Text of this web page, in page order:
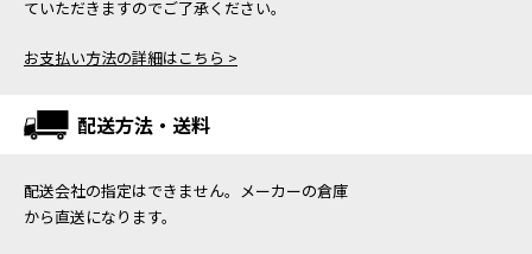
ていただきますのでご了承ください。
お支払い方法の詳細はこちら >
配送方法・送料
配送会社の指定はできません。メーカーの倉庫
から直送になります。